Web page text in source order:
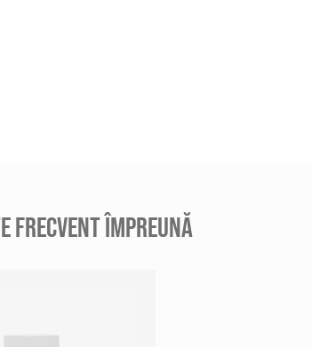
FRECVENT ÎMPREUNĂ